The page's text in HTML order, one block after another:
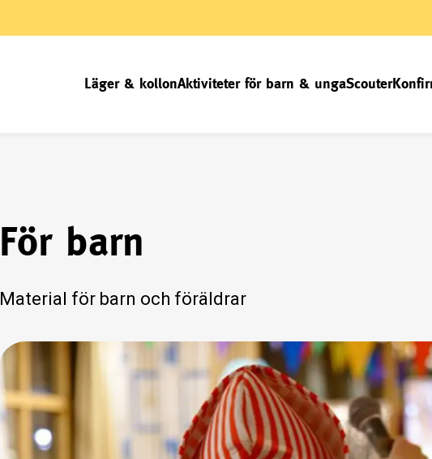
Läger & kollonAktiviteter för barn & ungaScouter
För barn
Material för barn och föräldrar